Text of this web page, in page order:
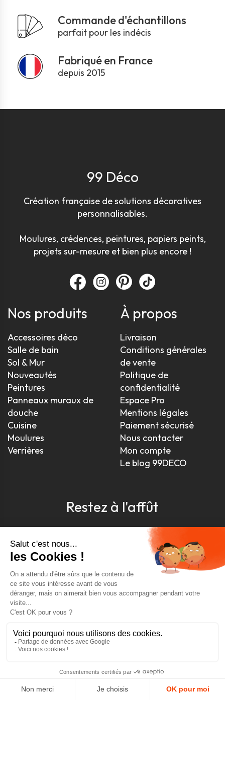
Commande d'échantillons
parfait pour les indécis
Fabriqué en France
depuis 2015
99 Déco
Création française de solutions décoratives
personnalisables.
Moulures, crédences, peintures, papiers peints,
projets sur-mesure et bien plus encore !
Nos produits
Accessoires déco
Salle de bain
Sol & Mur
Nouveautés
Peintures
Panneaux muraux de
douche
Cuisine
Moulures
Verrières
À propos
Livraison
Conditions générales
de vente
Politique de
confidentialité
Espace Pro
Mentions légales
Paiement sécurisé
Nous contacter
Mon compte
Le blog 99DECO
Restez à l'affût
Pour être toujours au courant, inscrivez-vous à
notre newsletter
J'accepte les conditions générales et la politique de
AVIS VÉRIFIÉS